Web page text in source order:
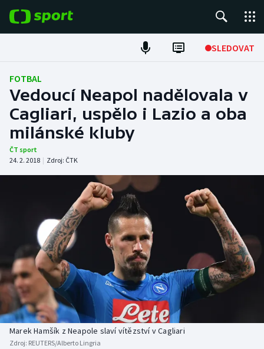
SLEDOVAT
Fotbal
Hokej
Tenis
Atletika
DALŠÍ SPORTY
Americký fotbal
Baseball a softbal
Basketbal
Biatlon
NEPŘEHLÉDNĚTE
Soutěže
Historické návraty
Aplikace ČT sport
FOTBAL
Vedoucí Neapol nadělovala v
Cagliari, uspělo i Lazio a oba
milánské kluby
ČT sport
24. 2. 2018 | Zdroj: ČTK
Marek Hamšík z Neapole slaví vítězství v Cagliari
Zdroj: REUTERS/Alberto Lingria